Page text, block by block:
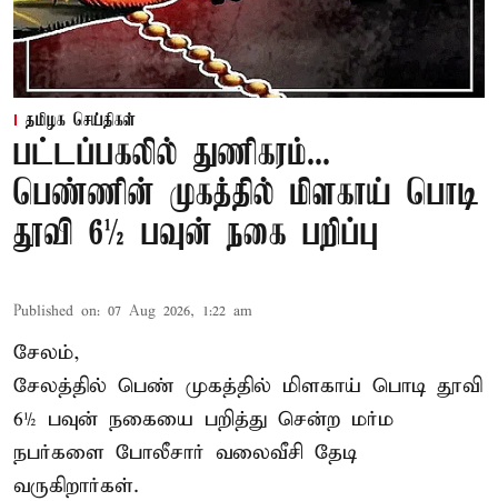
தமிழக செய்திகள்
பட்டப்பகலில் துணிகரம்...
பெண்ணின் முகத்தில் மிளகாய் பொடி
தூவி 6½ பவுன் நகை பறிப்பு
Published on: 07 Aug 2026, 1:22 am
சேலம்,
சேலத்தில் பெண் முகத்தில் மிளகாய் பொடி தூவி
6½ பவுன் நகையை பறித்து சென்ற மர்ம
நபர்களை போலீசார் வலைவீசி தேடி
வருகிறார்கள்.